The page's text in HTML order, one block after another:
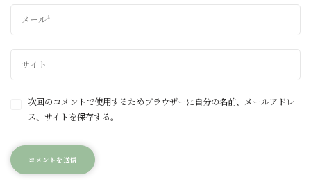
次回のコメントで使用するためブラウザーに自分の名前、メールアドレ
ス、サイトを保存する。